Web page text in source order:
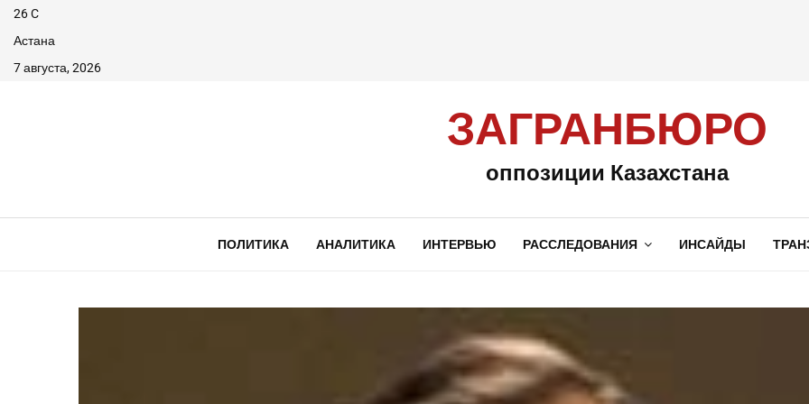
26C
Астана
7 августа, 2026
ЗАГРАНБЮРО
оппозиции Казахстана
ПОЛИТИКА АНАЛИТИКА ИНТЕРВЬЮ РАССЛЕДОВАНИЯ ИНСАЙДЫ